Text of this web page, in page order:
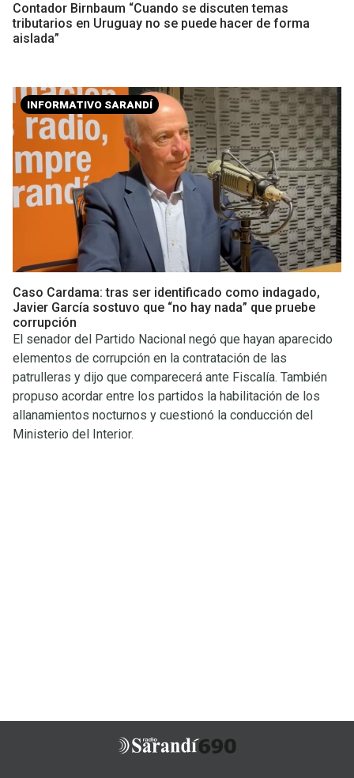
Contador Birnbaum “Cuando se discuten temas
tributarios en Uruguay no se puede hacer de forma
aislada”
INFORMATIVO SARANDÍ
Caso Cardama: tras ser identificado como indagado,
Javier García sostuvo que “no hay nada” que pruebe
corrupción
El senador del Partido Nacional negó que hayan aparecido
elementos de corrupción en la contratación de las
patrulleras y dijo que comparecerá ante Fiscalía. También
propuso acordar entre los partidos la habilitación de los
allanamientos nocturnos y cuestionó la conducción del
Ministerio del Interior.